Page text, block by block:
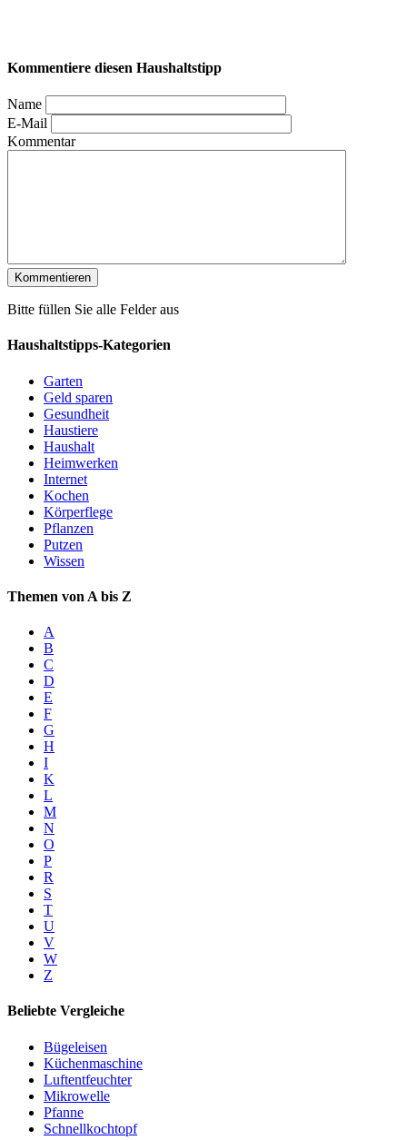
Kommentiere diesen Haushaltstipp
Name
E-Mail
Kommentar
Bitte füllen Sie alle Felder aus
Haushaltstipps-Kategorien
Garten
Geld sparen
Gesundheit
Haustiere
Haushalt
Heimwerken
Internet
Kochen
Körperflege
Pflanzen
Putzen
Wissen
Themen von A bis Z
A
B
C
D
E
F
G
H
I
K
L
M
N
O
P
R
S
T
U
V
W
Z
Beliebte Vergleiche
Bügeleisen
Küchenmaschine
Luftentfeuchter
Mikrowelle
Pfanne
Schnellkochtopf